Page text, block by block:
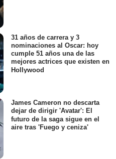
31 años de carrera y 3
nominaciones al Oscar: hoy
cumple 51 años una de las
mejores actrices que existen en
Hollywood
James Cameron no descarta
dejar de dirigir 'Avatar': El
futuro de la saga sigue en el
aire tras 'Fuego y ceniza'